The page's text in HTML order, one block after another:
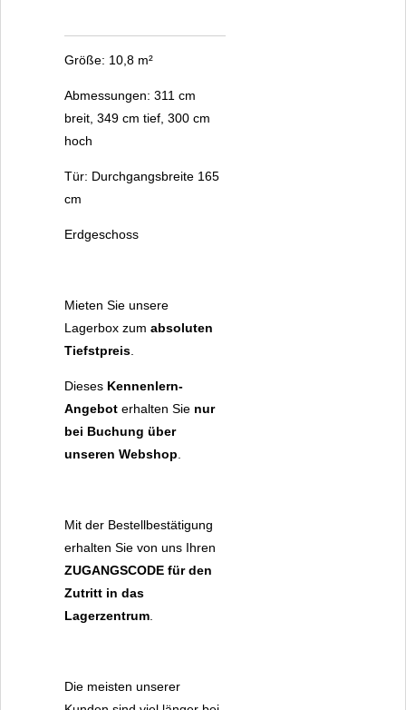
Größe: 10,8 m²
Abmessungen: 311 cm
breit, 349 cm tief, 300 cm
hoch
Tür: Durchgangsbreite 165
cm
Erdgeschoss
Mieten Sie unsere
Lagerbox zum absoluten
Tiefstpreis
Dieses Kennenlern-
Angebot erhalten Sie nur
bei Buchung über
unseren Webshop
Mit der Bestellbestätigung
erhalten Sie von uns Ihren
ZUGANGSCODE für den
Zutritt in das
Lagerzentrum
Die meisten unserer